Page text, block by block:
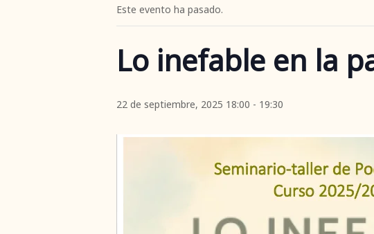
Este evento ha pasado.
Lo inefable en la
22 de septiembre, 2025 18:00 - 19:30